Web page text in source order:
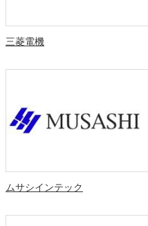
三菱電機
ムサシインテック